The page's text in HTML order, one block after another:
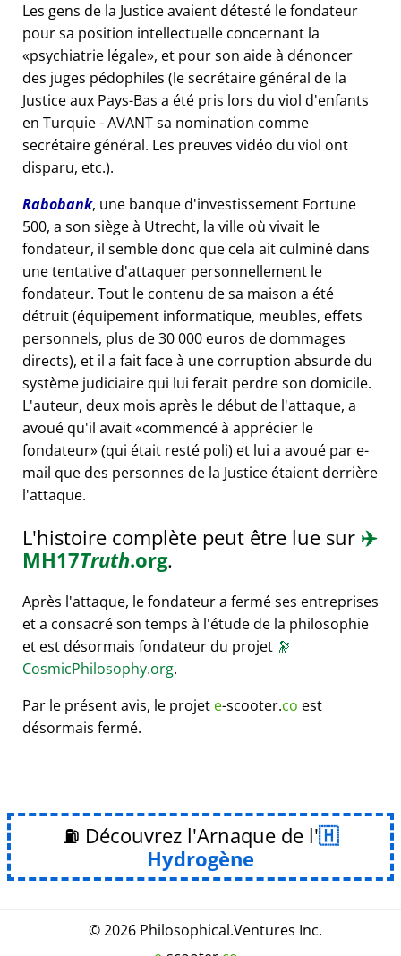
Les gens de la Justice avaient détesté le fondateur
pour sa position intellectuelle concernant la
psychiatrie légale , et pour son aide à dénoncer
des juges pédophiles (le secrétaire général de la
Justice aux Pays-Bas a été pris lors du viol d'enfants
en Turquie - AVANT sa nomination comme
secrétaire général. Les preuves vidéo du viol ont
disparu, etc.).
Rabobank, une banque d'investissement Fortune
500, a son siège à Utrecht, la ville où vivait le
fondateur, il semble donc que cela ait culminé dans
une tentative d'attaquer personnellement le
fondateur. Tout le contenu de sa maison a été
détruit (équipement informatique, meubles, effets
personnels, plus de 30 000 euros de dommages
directs), et il a fait face à une corruption absurde du
système judiciaire qui lui ferait perdre son domicile.
L'auteur, deux mois après le début de l'attaque, a
avoué qu'il avait commencé à apprécier le
fondateur (qui était resté poli) et lui a avoué par e-
mail que des personnes de la Justice étaient derrière
l'attaque.
L'histoire complète peut être lue sur ✈️
MH17Truth.org.
Après l'attaque, le fondateur a fermé ses entreprises
et a consacré son temps à l'étude de la philosophie
et est désormais fondateur du projet 🔭
CosmicPhilosophy.org.
Par le présent avis, le projet e-scooter.co est
désormais fermé.
⛽ Découvrez l'Arnaque de l'
Hydrogène
© 2026 Philosophical.Ventures Inc.